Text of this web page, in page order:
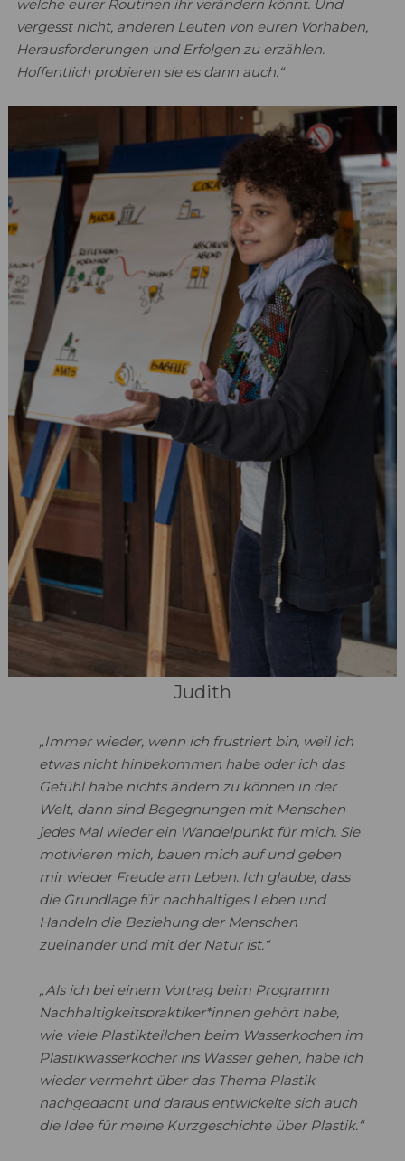
welche eurer Routinen ihr verändern könnt. Und
vergesst nicht, anderen Leuten von euren Vorhaben,
Herausforderungen und Erfolgen zu erzählen.
Hoffentlich probieren sie es dann auch.“
Judith
„Immer wieder, wenn ich frustriert bin, weil ich
etwas nicht hinbekommen habe oder ich das
Gefühl habe nichts ändern zu können in der
Welt, dann sind Begegnungen mit Menschen
jedes Mal wieder ein Wandelpunkt für mich. Sie
motivieren mich, bauen mich auf und geben
mir wieder Freude am Leben. Ich glaube, dass
die Grundlage für nachhaltiges Leben und
Handeln die Beziehung der Menschen
zueinander und mit der Natur ist.“
„Als ich bei einem Vortrag beim Programm
Nachhaltigkeitspraktiker*innen gehört habe,
wie viele Plastikteilchen beim Wasserkochen im
Plastikwasserkocher ins Wasser gehen, habe ich
wieder vermehrt über das Thema Plastik
nachgedacht und daraus entwickelte sich auch
die Idee für meine Kurzgeschichte über Plastik.“